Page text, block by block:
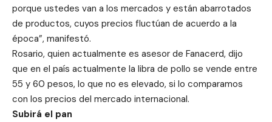
porque ustedes van a los mercados y están abarrotados
de productos, cuyos precios fluctúan de acuerdo a la
época”, manifestó.
Rosario, quien actualmente es asesor de Fanacerd, dijo
que en el país actualmente la libra de pollo se vende entre
55 y 60 pesos, lo que no es elevado, si lo comparamos
con los precios del mercado internacional.
Subirá el pan